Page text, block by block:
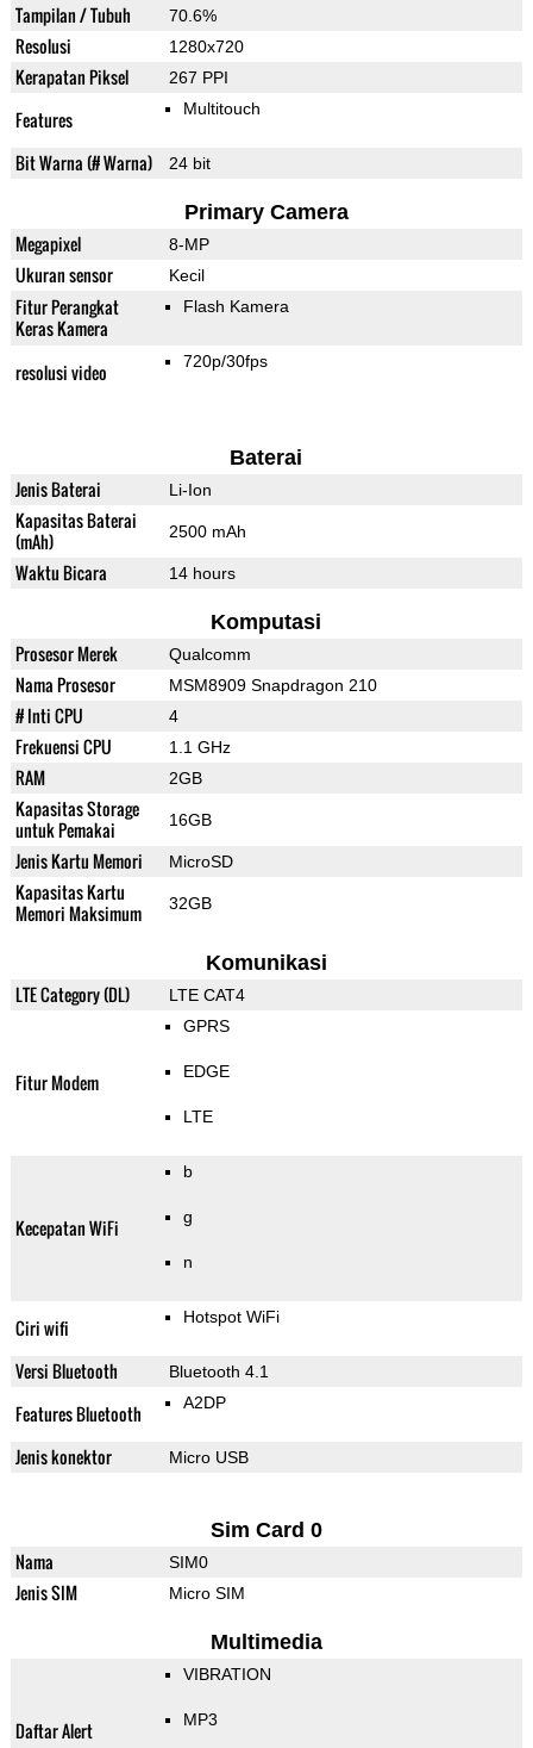
Tampilan / Tubuh 70.6%
Resolusi 1280x720
Kerapatan Piksel 267 PPI
Features Multitouch
Bit Warna (# Warna) 24 bit
Primary Camera
Megapixel 8-MP
Ukuran sensor Kecil
Fitur Perangkat
Keras Kamera
Flash Kamera
resolusi video 720p/30fps
Baterai
Jenis Baterai Li-Ion
Kapasitas Baterai
(mAh)
2500 mAh
Waktu Bicara 14 hours
Komputasi
Prosesor Merek Qualcomm
Nama Prosesor MSM8909 Snapdragon 210
# Inti CPU 4
Frekuensi CPU 1.1 GHz
RAM 2GB
Kapasitas Storage
untuk Pemakai
16GB
Jenis Kartu Memori MicroSD
Kapasitas Kartu
Memori Maksimum
32GB
Komunikasi
LTE Category (DL) LTE CAT4
Fitur Modem
GPRS
EDGE
LTE
Kecepatan WiFi
b
g
n
Ciri wifi Hotspot WiFi
Versi Bluetooth Bluetooth 4.1
Features Bluetooth A2DP
Jenis konektor Micro USB
Sim Card 0
Nama SIM0
Jenis SIM Micro SIM
Multimedia
Daftar Alert
VIBRATION
MP3